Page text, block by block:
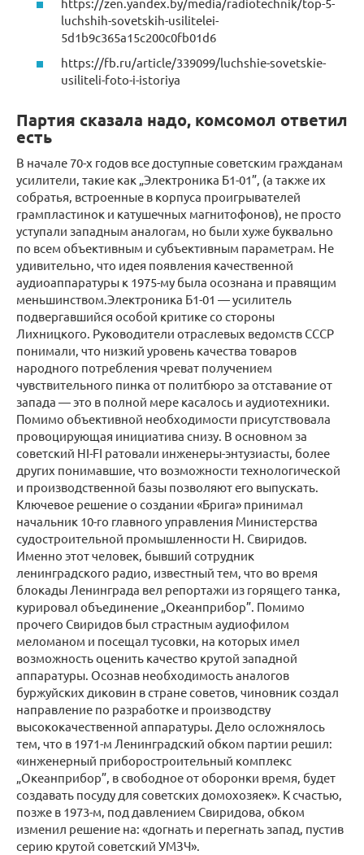
luchshih-sovetskih-usilitelei-
5d1b9c365a15c200c0fb01d6
https://fb.ru/article/339099/luchshie-sovetskie-
usiliteli-foto-i-istoriya
Партия сказала надо, комсомол ответил
есть
В начале 70-х годов все доступные советским гражданам
усилители, такие как „Электроника Б1-01”, (а также их
собратья, встроенные в корпуса проигрывателей
грампластинок и катушечных магнитофонов), не просто
уступали западным аналогам, но были хуже буквально
по всем объективным и субъективным параметрам. Не
удивительно, что идея появления качественной
аудиоаппаратуры к 1975-му была осознана и правящим
меньшинством.Электроника Б1-01 — усилитель
подвергавшийся особой критике со стороны
Лихницкого. Руководители отраслевых ведомств СССР
понимали, что низкий уровень качества товаров
народного потребления чреват получением
чувствительного пинка от политбюро за отставание от
запада — это в полной мере касалось и аудиотехники.
Помимо объективной необходимости присутствовала
провоцирующая инициатива снизу. В основном за
советский HI-FI ратовали инженеры-энтузиасты, более
других понимавшие, что возможности технологической
и производственной базы позволяют его выпускать.
Ключевое решение о создании «Брига» принимал
начальник 10-го главного управления Министерства
судостроительной промышленности Н. Свиридов.
Именно этот человек, бывший сотрудник
ленинградского радио, известный тем, что во время
блокады Ленинграда вел репортажи из горящего танка,
курировал объединение „Океанприбор”. Помимо
прочего Свиридов был страстным аудиофилом
меломаном и посещал тусовки, на которых имел
возможность оценить качество крутой западной
аппаратуры. Осознав необходимость аналогов
буржуйских диковин в стране советов, чиновник создал
направление по разработке и производству
высококачественной аппаратуры. Дело осложнялось
тем, что в 1971-м Ленинградский обком партии решил:
«инженерный приборостроительный комплекс
„Океанприбор”, в свободное от оборонки время, будет
создавать посуду для советских домохозяек». К счастью,
позже в 1973-м, под давлением Свиридова, обком
изменил решение на: «догнать и перегнать запад, пустив
серию крутой советский УМЗЧ».